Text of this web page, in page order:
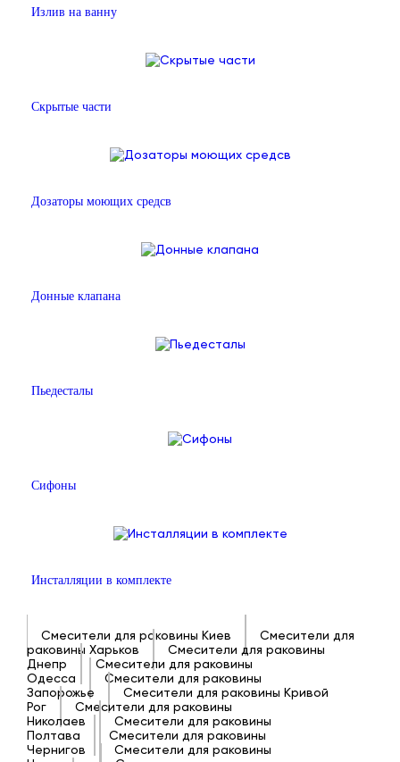
Излив на ванну
Скрытые части
Дозаторы моющих средсв
Донные клапана
Пьедесталы
Сифоны
Инсталляции в комплекте
Смесители для раковины Киев
Смесители для
раковины Харьков
Смесители для раковины
Днепр
Смесители для раковины
Одесса
Смесители для раковины
Запорожье
Смесители для раковины Кривой
Рог
Смесители для раковины
Николаев
Смесители для раковины
Полтава
Смесители для раковины
Чернигов
Смесители для раковины